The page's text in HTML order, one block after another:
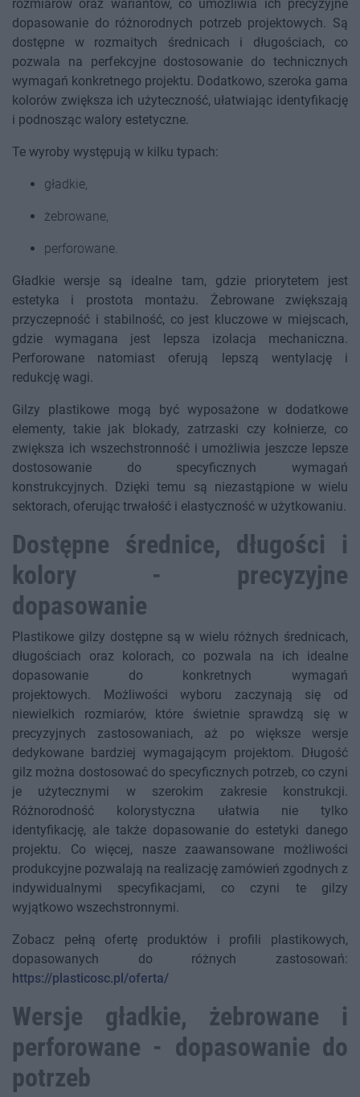
rozmiarów oraz wariantów, co umożliwia ich precyzyjne
dopasowanie do różnorodnych potrzeb projektowych. Są
dostępne w rozmaitych średnicach i długościach, co
pozwala na perfekcyjne dostosowanie do technicznych
wymagań konkretnego projektu. Dodatkowo, szeroka gama
kolorów zwiększa ich użyteczność, ułatwiając identyfikację
i podnosząc walory estetyczne.
Te wyroby występują w kilku typach:
gładkie,
żebrowane,
perforowane.
Gładkie wersje są idealne tam, gdzie priorytetem jest
estetyka i prostota montażu. Żebrowane zwiększają
przyczepność i stabilność, co jest kluczowe w miejscach,
gdzie wymagana jest lepsza izolacja mechaniczna.
Perforowane natomiast oferują lepszą wentylację i
redukcję wagi.
Gilzy plastikowe mogą być wyposażone w dodatkowe
elementy, takie jak blokady, zatrzaski czy kołnierze, co
zwiększa ich wszechstronność i umożliwia jeszcze lepsze
dostosowanie do specyficznych wymagań
konstrukcyjnych. Dzięki temu są niezastąpione w wielu
sektorach, oferując trwałość i elastyczność w użytkowaniu.
Dostępne średnice, długości i
kolory - precyzyjne
dopasowanie
Plastikowe gilzy dostępne są w wielu różnych średnicach,
długościach oraz kolorach, co pozwala na ich idealne
dopasowanie do konkretnych wymagań
projektowych. Możliwości wyboru zaczynają się od
niewielkich rozmiarów, które świetnie sprawdzą się w
precyzyjnych zastosowaniach, aż po większe wersje
dedykowane bardziej wymagającym projektom. Długość
gilz można dostosować do specyficznych potrzeb, co czyni
je użytecznymi w szerokim zakresie konstrukcji.
Różnorodność kolorystyczna ułatwia nie tylko
identyfikację, ale także dopasowanie do estetyki danego
projektu. Co więcej, nasze zaawansowane możliwości
produkcyjne pozwalają na realizację zamówień zgodnych z
indywidualnymi specyfikacjami, co czyni te gilzy
wyjątkowo wszechstronnymi.
Zobacz pełną ofertę produktów i profili plastikowych,
dopasowanych do różnych zastosowań:
https://plasticosc.pl/oferta/
Wersje gładkie, żebrowane i
perforowane - dopasowanie do
potrzeb